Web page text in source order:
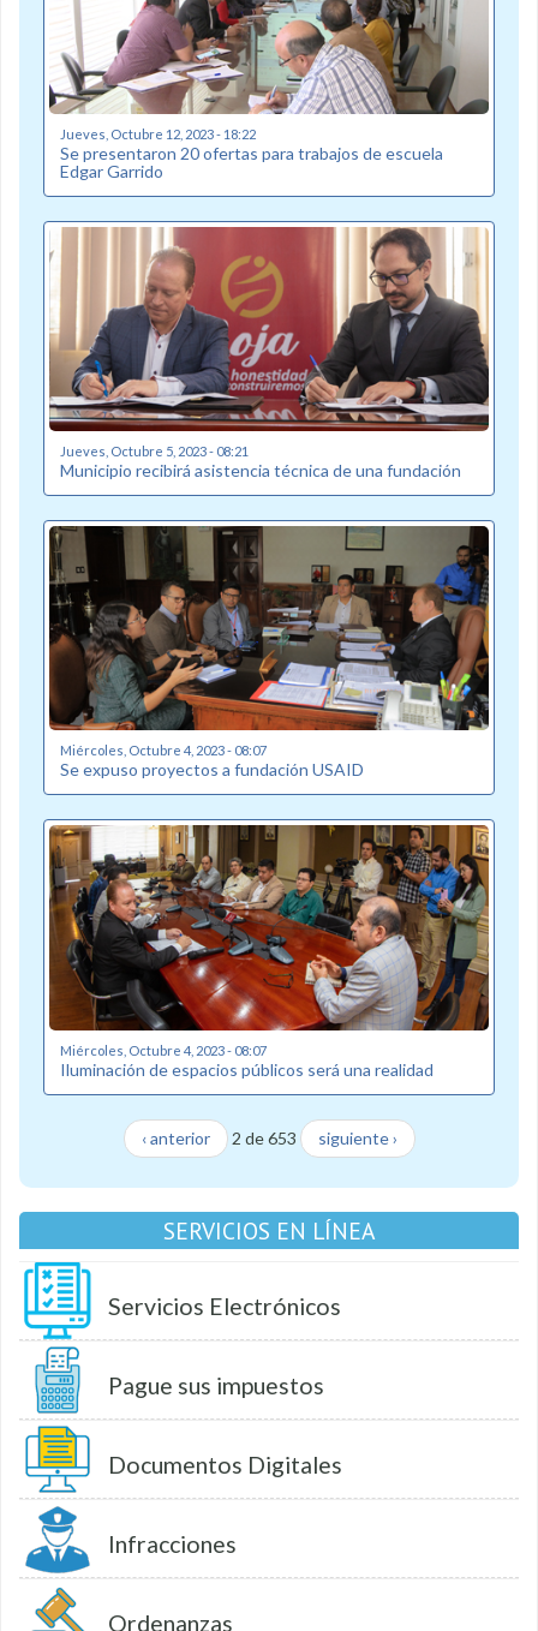
Jueves, Octubre 12, 2023 - 18:22
Se presentaron 20 ofertas para trabajos de escuela
Edgar Garrido
Jueves, Octubre 5, 2023 - 08:21
Municipio recibirá asistencia técnica de una fundación
Miércoles, Octubre 4, 2023 - 08:07
Se expuso proyectos a fundación USAID
Miércoles, Octubre 4, 2023 - 08:07
Iluminación de espacios públicos será una realidad
‹ anterior 2 de 653 siguiente ›
SERVICIOS EN LÍNEA
Servicios Electrónicos
Pague sus impuestos
Documentos Digitales
Infracciones
Ordenanzas